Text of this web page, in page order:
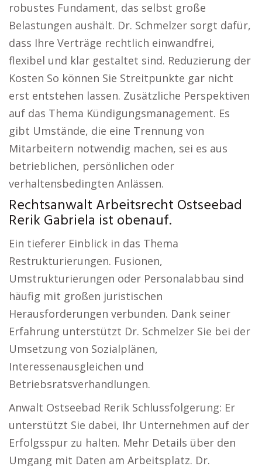
robustes Fundament, das selbst große
Belastungen aushält. Dr. Schmelzer sorgt dafür,
dass Ihre Verträge rechtlich einwandfrei,
flexibel und klar gestaltet sind. Reduzierung der
Kosten So können Sie Streitpunkte gar nicht
erst entstehen lassen. Zusätzliche Perspektiven
auf das Thema Kündigungsmanagement. Es
gibt Umstände, die eine Trennung von
Mitarbeitern notwendig machen, sei es aus
betrieblichen, persönlichen oder
verhaltensbedingten Anlässen.
Rechtsanwalt Arbeitsrecht Ostseebad
Rerik Gabriela ist obenauf.
Ein tieferer Einblick in das Thema
Restrukturierungen. Fusionen,
Umstrukturierungen oder Personalabbau sind
häufig mit großen juristischen
Herausforderungen verbunden. Dank seiner
Erfahrung unterstützt Dr. Schmelzer Sie bei der
Umsetzung von Sozialplänen,
Interessenausgleichen und
Betriebsratsverhandlungen.
Anwalt Ostseebad Rerik Schlussfolgerung: Er
unterstützt Sie dabei, Ihr Unternehmen auf der
Erfolgsspur zu halten. Mehr Details über den
Umgang mit Daten am Arbeitsplatz. Dr.